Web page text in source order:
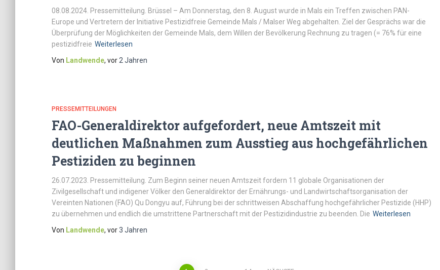
08.08.2024. Pressemitteilung. Brüssel – Am Donnerstag, den 8. August wurde in Mals ein Treffen zwischen PAN-
Europe und Vertretern der Initiative Pestizidfreie Gemeinde Mals / Malser Weg abgehalten. Ziel der Gesprächs war die
Überprüfung der Möglichkeiten der Gemeinde Mals, dem Willen der Bevölkerung Rechnung zu tragen (= 76% für eine
pestizidfreie Weiterlesen
Von Landwende, vor 2 Jahren
PRESSEMITTEILUNGEN
FAO-Generaldirektor aufgefordert, neue Amtszeit mit
deutlichen Maßnahmen zum Ausstieg aus hochgefährlichen
Pestiziden zu beginnen
26.07.2023. Pressemitteilung. Zum Beginn seiner neuen Amtszeit fordern 11 globale Organisationen der
Zivilgesellschaft und indigener Völker den Generaldirektor der Ernährungs- und Landwirtschaftsorganisation der
Vereinten Nationen (FAO) Qu Dongyu auf, Führung bei der schrittweisen Abschaffung hochgefährlicher Pestizide (HHP)
zu übernehmen und endlich die umstrittene Partnerschaft mit der Pestizidindustrie zu beenden. Die Weiterlesen
Von Landwende, vor3 Jahren